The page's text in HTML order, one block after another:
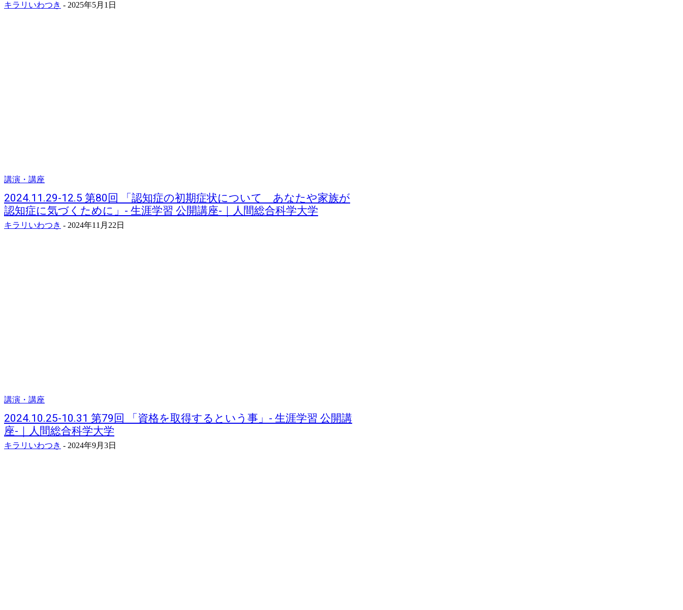
キラリいわつき - 2025年5月1日
講演・講座
2024.11.29-12.5 第80回 「認知症の初期症状について あなたや家族が
認知症に気づくために」- 生涯学習 公開講座-｜人間総合科学大学
キラリいわつき - 2024年11月22日
講演・講座
2024.10.25-10.31 第79回 「資格を取得するという事」- 生涯学習 公開講
座-｜人間総合科学大学
キラリいわつき - 2024年9月3日